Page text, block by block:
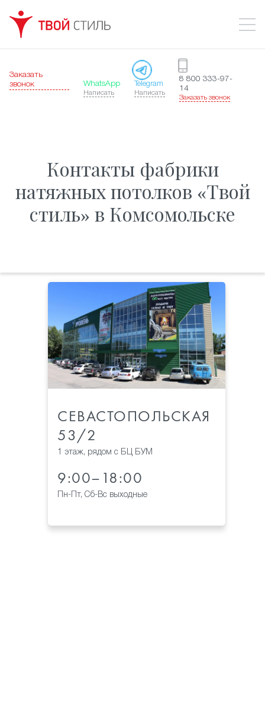
Заказать
звонок
WhatsApp
Написать
Telegram
Написать
8 800 333-97-
14
Заказать звонок
Контакты фабрики
натяжных потолков «Твой
стиль» в Комсомольске
СЕВАСТОПОЛЬСКАЯ
53/2
1 этаж, рядом с БЦ БУМ
9:00–18:00
Пн-Пт, Сб-Вс выходные